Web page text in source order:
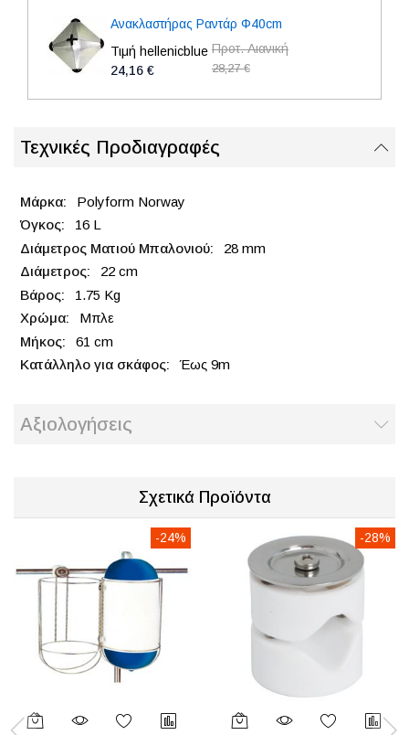
Ανακλαστήρας Ραντάρ Φ40cm
Τιμή hellenicblue
24,16 €
Προτ. Λιανική
28,27 €
Τεχνικές Προδιαγραφές
Polyform Norway
16 L
28 mm
22 cm
1.75 Kg
Μπλε
61 cm
Έως 9m
Αξιολογήσεις
Σχετικά Προϊόντα
-24% -28%